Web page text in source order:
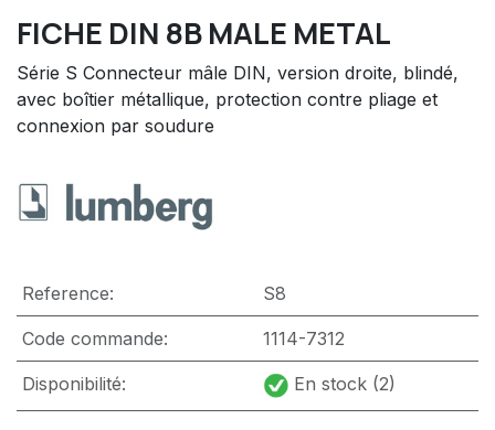
FICHE DIN 8B MALE METAL
Série S Connecteur mâle DIN, version droite, blindé,
avec boîtier métallique, protection contre pliage et
connexion par soudure
Reference: S8
Code commande: 1114-7312
Disponibilité: En stock (2)